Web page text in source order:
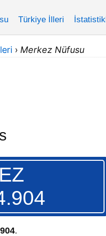
Türkiye İlleri
› Merkez Nüfusu
.